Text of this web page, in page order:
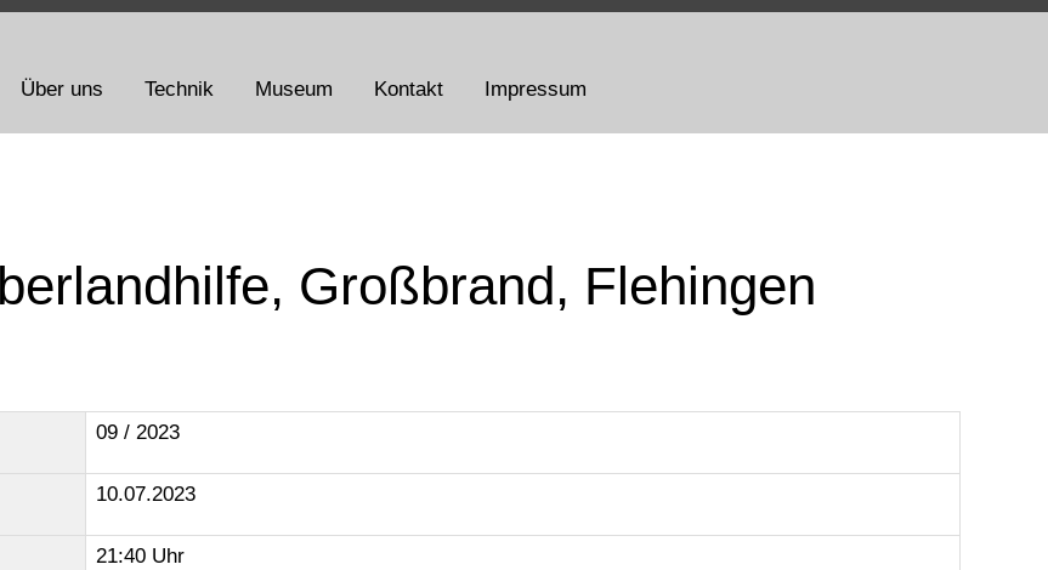
Über uns Technik Museum Kontakt Impressum
Großbrand, Flehingen
09 / 2023
10.07.2023
21:40 Uhr